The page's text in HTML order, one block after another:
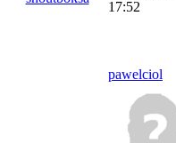
17:52
pawelciol